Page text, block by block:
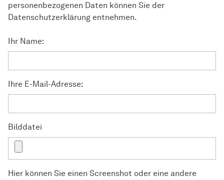
personenbezogenen Daten können Sie der
Datenschutzerklärung entnehmen.
Ihr Name:
Ihre E-Mail-Adresse:
Bilddatei
Hier können Sie einen Screenshot oder eine andere